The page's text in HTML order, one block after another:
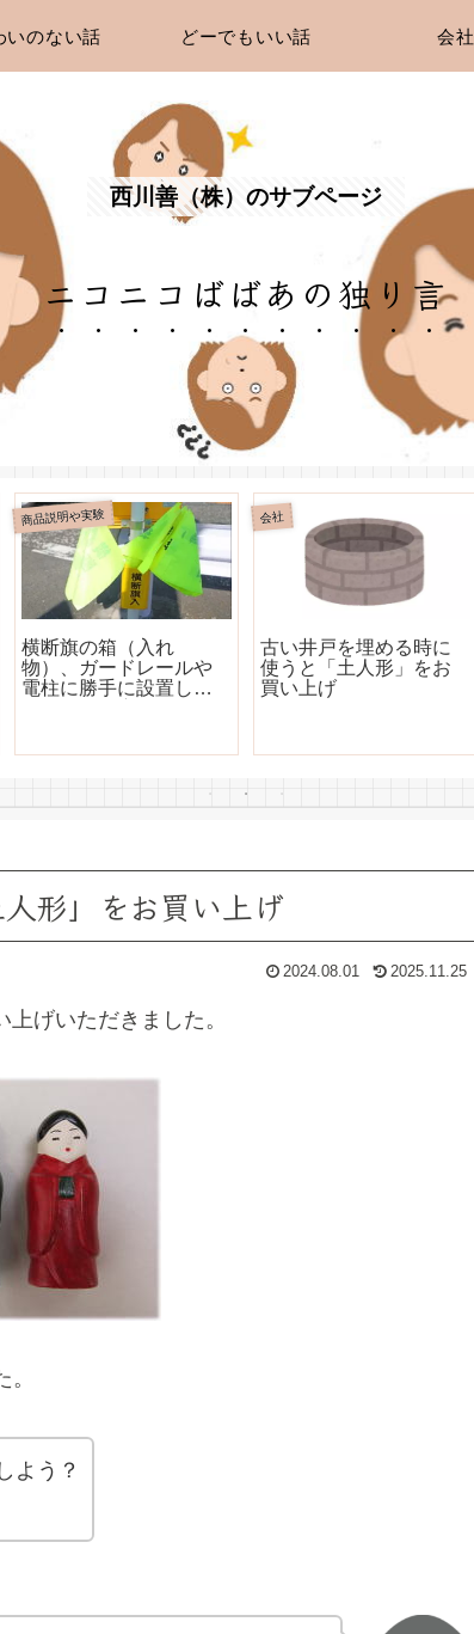
西川善（株）のサブページ
ニコニコばばあの独り言
いのない話 どーでもいい話 会社
商品説明や実験
横断旗の箱（入れ
物）、ガードレールや
電柱に勝手に設置して
会社
古い井戸を埋める時に
使うと「土人形」をお
買い上げ
形」をお買い上げ
2024.08.01 2025.11.25
上げいただきました。
よう？